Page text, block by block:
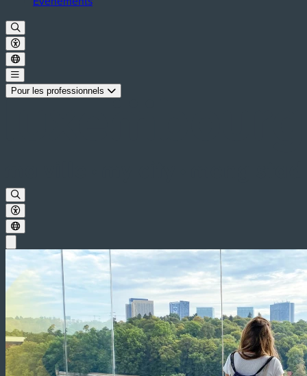
Pour les professionnels